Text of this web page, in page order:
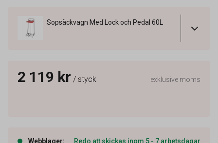
Sopsäckvagn Med Lock och Pedal 60L
2 119 kr / styck exklusive moms
Webblager:
Redo att skickas inom 5 - 7 arbetsdagar